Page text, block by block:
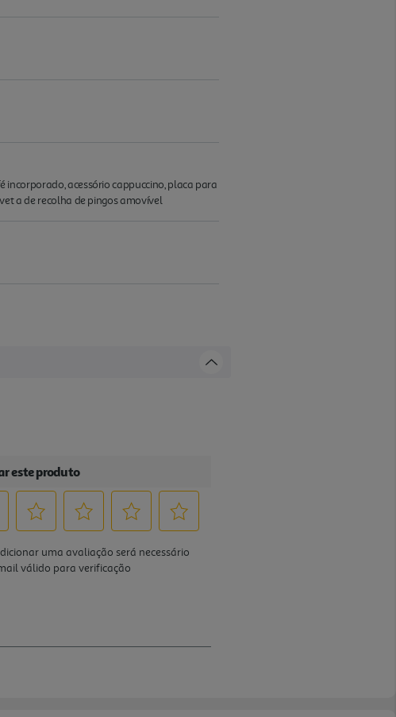
acessório cappuccino, placa para
a de recolha de pingos amovível